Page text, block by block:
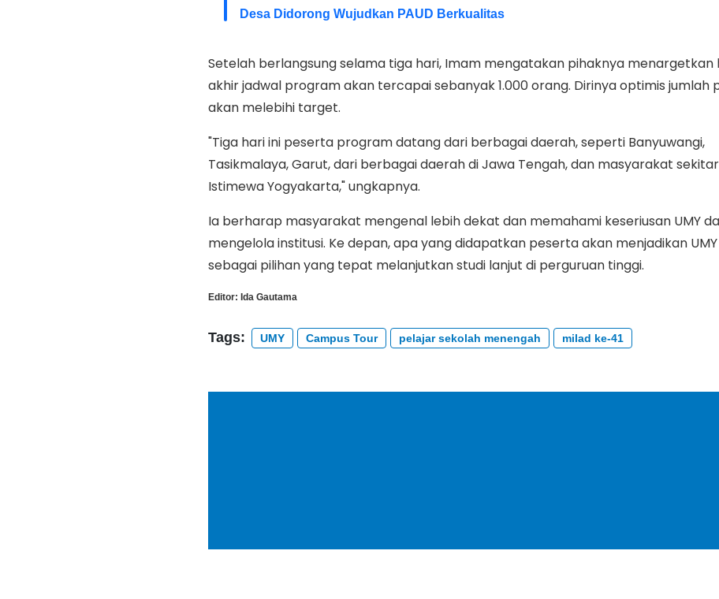
Desa Didorong Wujudkan PAUD Berkualitas
Setelah berlangsung selama tiga hari, Imam mengatakan pihaknya menargetkan
akhir jadwal program akan tercapai sebanyak 1.000 orang. Dirinya optimis jumlah
akan melebihi target.
"Tiga hari ini peserta program datang dari berbagai daerah, seperti Banyuwangi,
Tasikmalaya, Garut, dari berbagai daerah di Jawa Tengah, dan masyarakat
Istimewa Yogyakarta," ungkapnya.
Ia berharap masyarakat mengenal lebih dekat dan memahami keseriusan UMY
mengelola institusi. Ke depan, apa yang didapatkan peserta akan menjadikan UMY
sebagai pilihan yang tepat melanjutkan studi lanjut di perguruan tinggi.
Editor: Ida Gautama
Tags: UMY Campus Tour pelajar sekolah menengah milad ke-41